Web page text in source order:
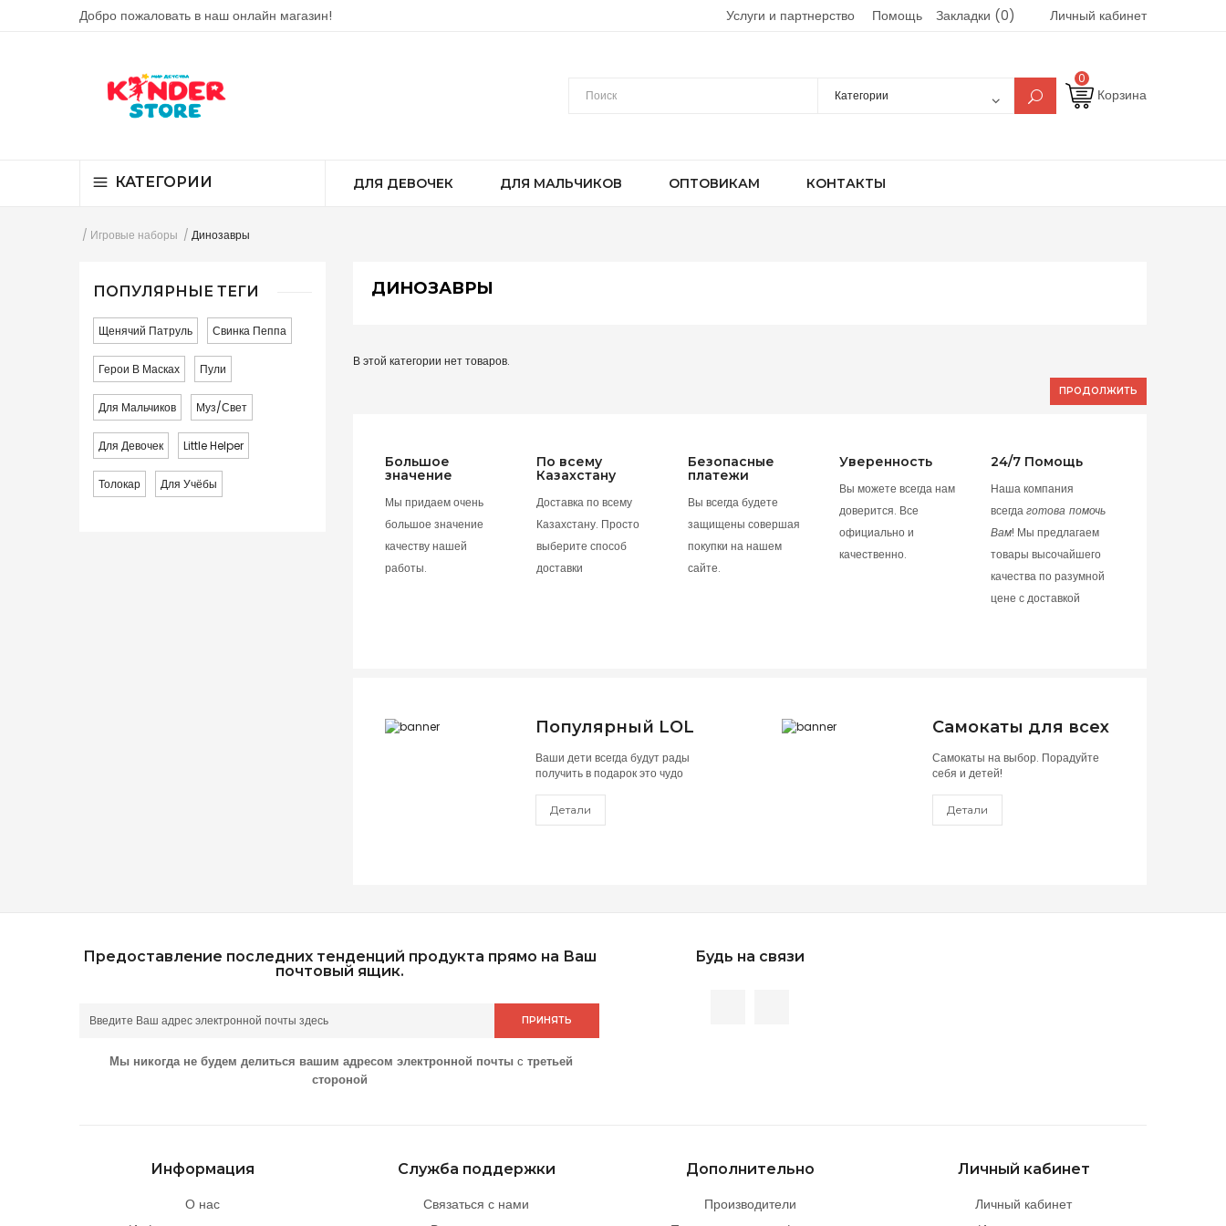
Добро пожаловать в наш онлайн магазин! Закладки (0) Личный кабинет
Услуги и партнерство Помощь
Корзина
0
КАТЕГОРИИ ДЛЯ ДЕВОЧЕК ДЛЯ МАЛЬЧИКОВ ОПТОВИКАМ КОНТАКТЫ
Игровые наборы Динозавры
ПОПУЛЯРНЫЕ ТЕГИ
Щенячий Патруль Свинка Пеппа
Герои В Масках Пули
Для Мальчиков Муз/свет
Для Девочек Little Helper
Толокар Для Учёбы
ДИНОЗАВРЫ
В этой категории нет товаров.
ПРОДОЛЖИТЬ
Большое
значение
Мы придаем очень
большое значение
качеству нашей
работы.
По всему
Казахстану
Доставка по всему
Казахстану. Просто
выберите способ
доставки
Безопасные
платежи
Вы всегда будете
защищены совершая
покупки на нашем
сайте.
Уверенность
Вы можете всегда нам
доверится. Все
официально и
качественно.
24/7 Помощь
Наша компания
всегдаготова помочь
Вам! Мы предлагаем
товары высочайшего
качества по разумной
цене с доставкой
Популярный LOL
Ваши дети всегда будут рады
получить в подарок это чудо
Детали
Самокаты для всех
Самокаты на выбор. Порадуйте
себя и детей!
Детали
Предоставление последних тенденций продукта прямо на Ваш
почтовый ящик.
ПРИНЯТЬ
Мы никогда не будем делиться вашим адресом электронной почты с третьей
стороной
Будь на связи
Информация
О нас
Служба поддержки
Связаться с нами
Дополнительно
Производители
Личный кабинет
Личный кабинет